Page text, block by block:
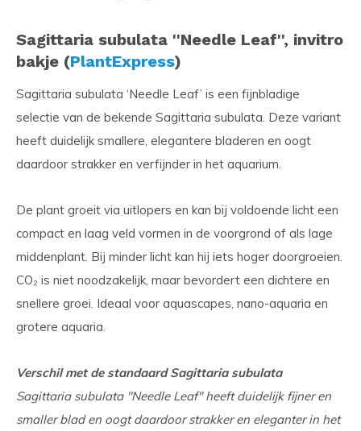
Sagittaria subulata ''Needle Leaf'', invitro
bakje (PlantExpress)
Sagittaria subulata ‘Needle Leaf’ is een fijnbladige
selectie van de bekende Sagittaria subulata. Deze variant
heeft duidelijk smallere, elegantere bladeren en oogt
daardoor strakker en verfijnder in het aquarium.
De plant groeit via uitlopers en kan bij voldoende licht een
compact en laag veld vormen in de voorgrond of als lage
middenplant. Bij minder licht kan hij iets hoger doorgroeien.
CO₂ is niet noodzakelijk, maar bevordert een dichtere en
snellere groei. Ideaal voor aquascapes, nano-aquaria en
grotere aquaria.
Verschil met de standaard Sagittaria subulata
Sagittaria subulata ''Needle Leaf'' heeft duidelijk fijner en
smaller blad en oogt daardoor strakker en eleganter in het